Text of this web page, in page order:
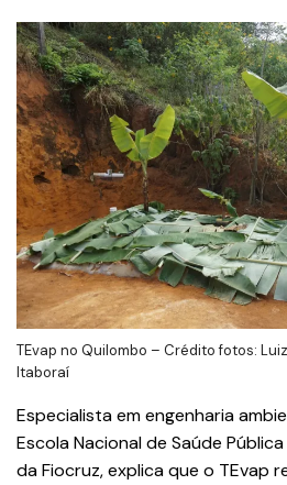
TEvap no Quilombo – Crédito fotos:
Itaboraí
Especialista em engenharia
Escola Nacional de Saúde Pública
da Fiocruz, explica que o TEvap